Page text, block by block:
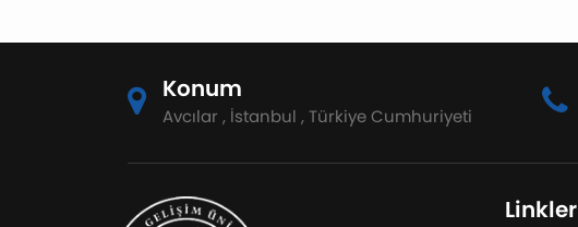
Konum
Avcılar , İstanbul , Türkiye Cumhuriyeti
Linkler